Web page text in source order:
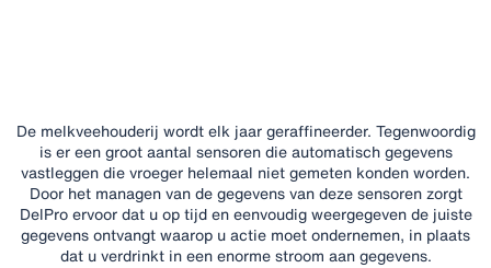
De melkveehouderij wordt elk jaar geraffineerder. Tegenwoordig
is er een groot aantal sensoren die automatisch gegevens
vastleggen die vroeger helemaal niet gemeten konden worden.
Door het managen van de gegevens van deze sensoren zorgt
DelPro ervoor dat u op tijd en eenvoudig weergegeven de juiste
gegevens ontvangt waarop u actie moet ondernemen, in plaats
dat u verdrinkt in een enorme stroom aan gegevens.